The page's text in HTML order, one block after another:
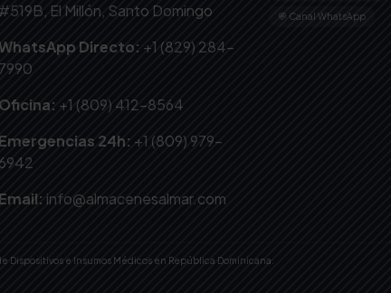
#519B, El Millón, Santo Domingo
Directo: +1 (829) 284-
7990
Oficina: +1 (809) 412-8564
Emergencias 24h: +1 (809) 979-
6942
Email: info@almacenesalmar.com
💬 Canal WhatsApp
Dispositivos e Insumos Médicos en República Dominicana.